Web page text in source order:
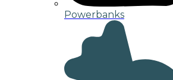
Powerbanks